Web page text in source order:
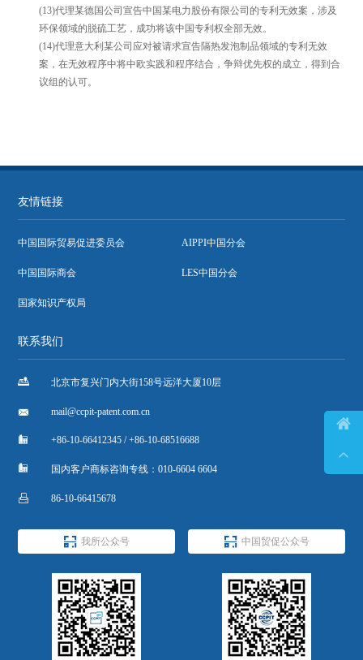
(13)代理某德国公司宣告中国某电力股份有限公司的专利无效案，涉及
环保领域的脱硫工艺，成功将该中国专利权全部无效。
(14)代理意大利某公司应对被请求宣告隔热发泡制品领域的专利无效
案，在无效程序中将中欧实践和程序结合，争辩优先权的成立，得到合
议组的认可。
友情链接
中国国际贸易促进委员会 AIPPI中国分会
中国国际商会 LES中国分会
国家知识产权局
联系我们
 北京市复兴门内大街158号远洋大厦10层
 mail@ccpit-patent.com.cn
 +86-10-66412345 / +86-10-68516688
 国内客户商标咨询专线：010-6604 6604
 86-10-66415678
 我所公众号  中国贸促公众号

